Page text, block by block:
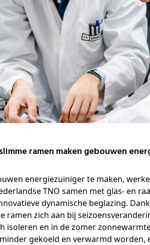
slimme ramen maken gebouwen
TNO samen met glas- en
dynamische beglazing.
ramen zich aan bij
isoleren en in de zomer
gekoeld en verwarmd worden,